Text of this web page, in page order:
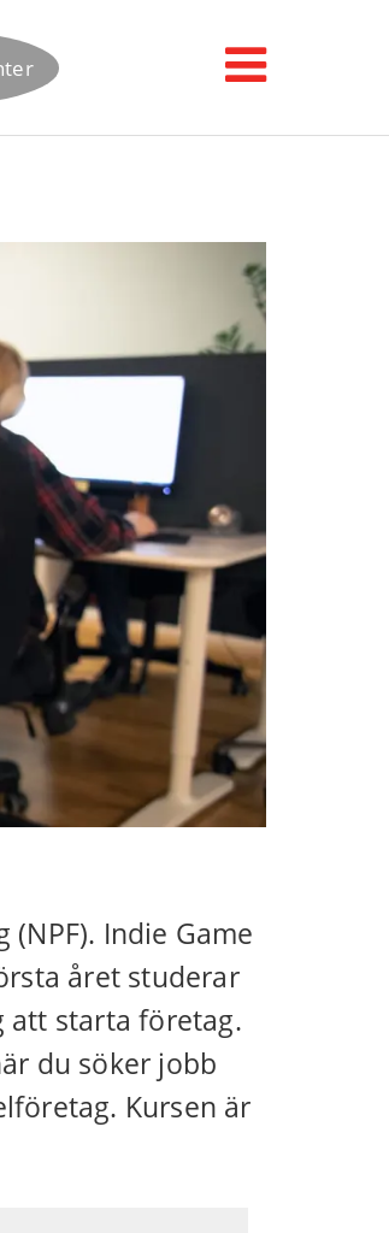
Indie Game
året studerar
att starta företag.
du söker jobb
Kursen är